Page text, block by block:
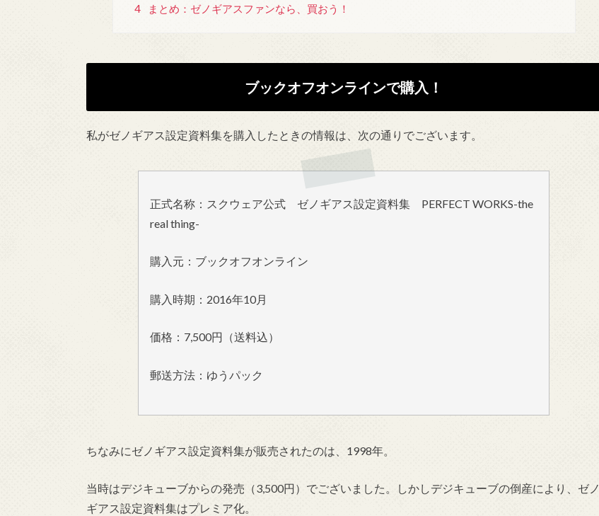
4 まとめ：ゼノギアスファンなら、買おう！
ブックオフオンラインで購入！
私がゼノギアス設定資料集を購入したときの情報は、次の通りでございます。
正式名称：スクウェア公式 ゼノギアス設定資料集 PERFECT WORKS-the
real thing-
購入元：ブックオフオンライン
購入時期：2016年10月
価格：7,500円（送料込）
郵送方法：ゆうパック
ちなみにゼノギアス設定資料集が販売されたのは、1998年。
当時はデジキューブからの発売（3,500円）でございました。しかしデジキューブの倒産により、ゼノ
ギアス設定資料集はプレミア化。